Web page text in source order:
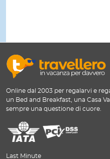
Online dal 2003 per regalarvi e
un Bed and Breakfast, una Casa
sempre una questione di cuore.
Last Minute